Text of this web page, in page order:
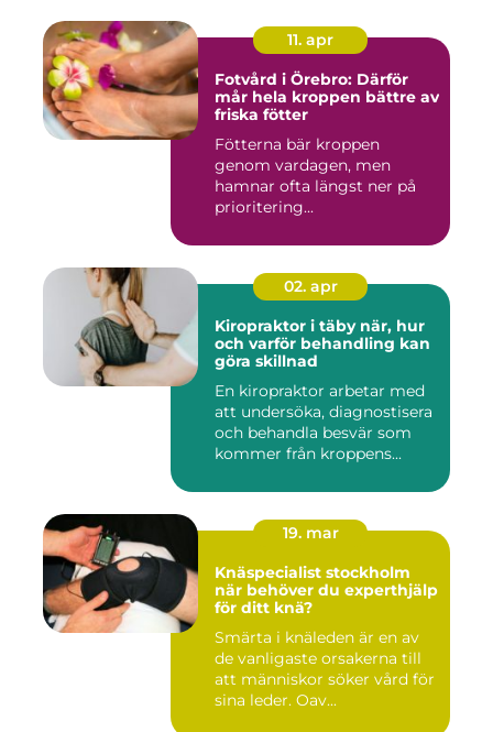
11. apr
Fotvård i Örebro: Därför
mår hela kroppen bättre av
friska fötter
Fötterna bär kroppen
genom vardagen, men
hamnar ofta längst ner på
prioritering...
02. apr
Kiropraktor i täby när, hur
och varför behandling kan
göra skillnad
En kiropraktor arbetar med
att undersöka, diagnostisera
och behandla besvär som
kommer från kroppens...
19. mar
Knäspecialist stockholm
när behöver du experthjälp
för ditt knä?
Smärta i knäleden är en av
de vanligaste orsakerna till
att människor söker vård för
sina leder. Oav...